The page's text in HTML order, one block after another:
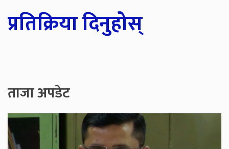
प्रतिक्रिया दिनुहोस्
ताजा अपडेट